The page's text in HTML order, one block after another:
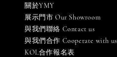
關於YMY
展示門市 Our Showroom
與我們聯絡 Contact us
與我們合作 Cooperate with us
KOL合作報名表